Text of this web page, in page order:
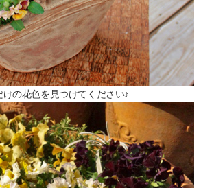
の花色を見つけてください♪